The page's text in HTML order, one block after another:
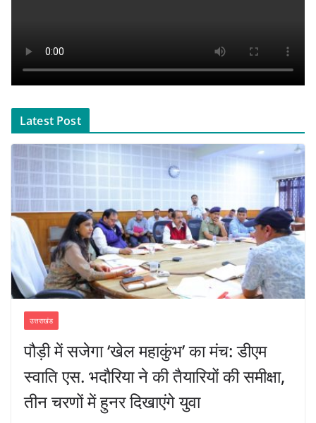
Latest Post
उत्तराखंड
पौड़ी में सजेगा ‘खेल महाकुंभ’ का मंच: डीएम
स्वाति एस. भदौरिया ने की तैयारियों की समीक्षा,
तीन चरणों में हुनर दिखाएंगे युवा